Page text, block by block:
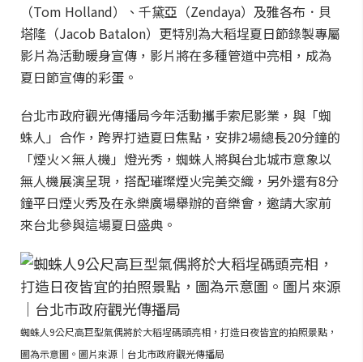
（Tom Holland）、千黛亞（Zendaya）及雅各布．貝
塔隆（Jacob Batalon）更特別為大稻埕夏日節錄製專屬
影片為活動暖身宣傳，影片將在多種管道中亮相，成為
夏日節宣傳的彩蛋。
台北市政府觀光傳播局今年活動攜手索尼影業，與「蜘
蛛人」合作，跨界打造夏日焦點，安排2場總長20分鐘的
「煙火×無人機」燈光秀，蜘蛛人將與台北城市意象以
無人機展演呈現，搭配璀璨煙火完美交織，另外還有8分
鐘平日煙火秀及在永樂廣場舉辦的音樂會，邀請大家前
來台北參與這場夏日盛典。
蜘蛛人9公尺高巨型氣偶將於大稻埕碼頭亮相，打造日夜皆宜的拍照景點，
圖為示意圖。圖片來源｜台北市政府觀光傳播局